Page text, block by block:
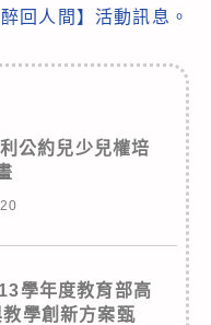
回人間】活動訊息。
公約兒少兒權培
學年度教育部高
學創新方案甄